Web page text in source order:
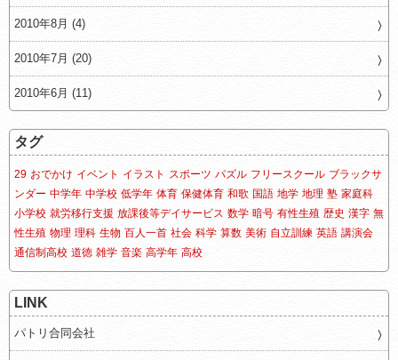
2010年8月 (4)
2010年7月 (20)
2010年6月 (11)
タグ
29 おでかけ イベント イラスト スポーツ パズル フリースクール ブラックサ
ンダー 中学年 中学校 低学年 体育 保健体育 和歌 国語 地学 地理 塾 家庭科
小学校 就労移行支援 放課後等デイサービス 数学 暗号 有性生殖 歴史 漢字 無
性生殖 物理 理科 生物 百人一首 社会 科学 算数 美術 自立訓練 英語 講演会
通信制高校 道徳 雑学 音楽 高学年 高校
LINK
パトリ合同会社